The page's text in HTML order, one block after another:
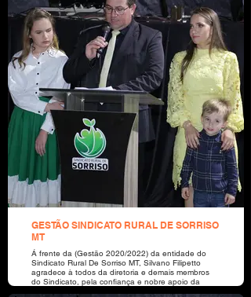
GESTÃO SINDICATO RURAL DE SORRISO
MT
Á frente da (Gestão 2020/2022) da entidade do
Sindicato Rural De Sorriso MT, Silvano Filipetto
agradece à todos da diretoria e demais membros
do Sindicato, pela confiança e nobre apoio da